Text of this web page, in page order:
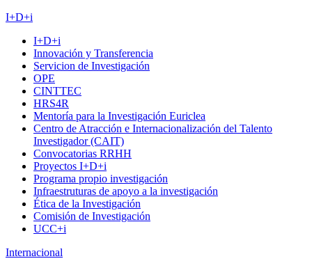
I+D+i
I+D+i
Innovación y Transferencia
Servicion de Investigación
OPE
CINTTEC
HRS4R
Mentoría para la Investigación Euriclea
Centro de Atracción e Internacionalización del Talento
Investigador (CAIT)
Convocatorias RRHH
Proyectos I+D+i
Programa propio investigación
Infraestruturas de apoyo a la investigación
Ética de la Investigación
Comisión de Investigación
UCC+i
Internacional